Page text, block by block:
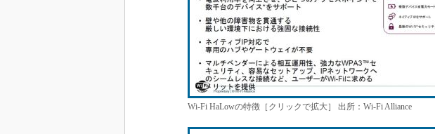
Wi-Fi HaLowの特徴［クリックで拡大］ 出所：Wi-Fi Alliance